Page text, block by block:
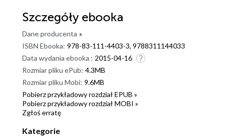
Szczegóły ebooka
Dane producenta »
ISBN Ebooka: 978-83-111-4403-3, 9788311144033
Data wydania ebooka : 2015-04-16
Rozmiar pliku ePub: 4.3MB
Rozmiar pliku Mobi: 9.6MB
Pobierz przykładowy rozdział EPUB »
Pobierz przykładowy rozdział MOBI »
Zgłoś erratę
Kategorie